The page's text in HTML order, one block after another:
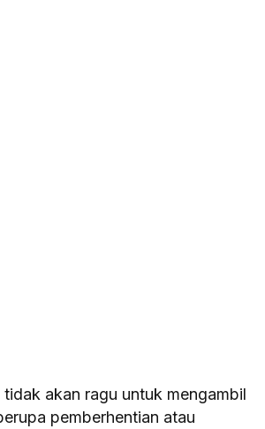
tidak akan ragu untuk mengambil
pemberhentian atau